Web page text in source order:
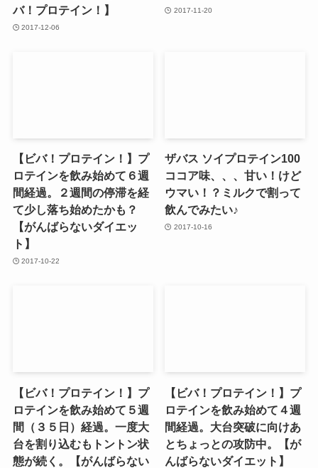
バ！プロテイン！】
2017-12-06
2017-11-20
【ビバ！プロテイン！】プ
ロテインを飲み始めて６週
間経過。２週間の停滞を経
て少し落ち始めたかも？
【がんばらないダイエッ
ト】
2017-10-22
ザバス ソイプロテイン100
ココア味、、、甘い！けど
ウマい！？ミルクで割って
飲んでみたい♪
2017-10-16
【ビバ！プロテイン！】プ
ロテインを飲み始めて５週
間（３５日）経過。一度大
台を割り込むもトントン状
態が続く。【がんばらない
【ビバ！プロテイン！】プ
ロテインを飲み始めて４週
間経過。大台突破に向けあ
とちょっとの攻防中。【が
んばらないダイエット】